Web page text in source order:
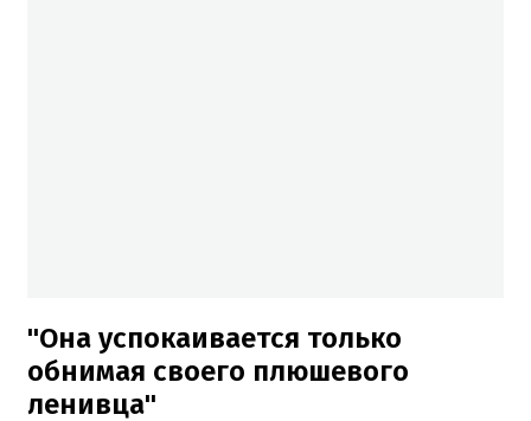
"Она успокаивается только
обнимая своего плюшевого
ленивца"